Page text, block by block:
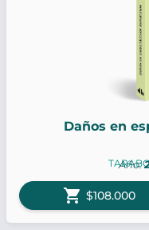
Daños en
Año:
shopping_cart $108.000